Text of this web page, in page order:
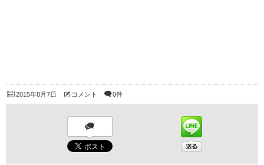
2015年8月7日 コメント 0件